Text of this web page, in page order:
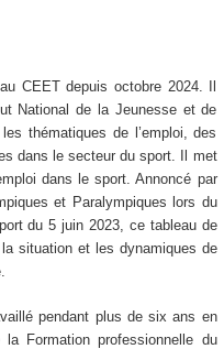
CEET depuis octobre 2024. Il
National de la Jeunesse et de
thématiques de l’emploi, des
dans le secteur du sport. Il met
dans le sport. Annoncé par
et Paralympiques lors du
du 5 juin 2023, ce tableau de
situation et les dynamiques de
pendant plus de six ans en
la Formation professionnelle du